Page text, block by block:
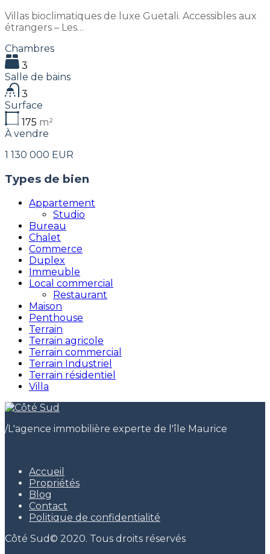
Villas bioclimatiques de luxe Guetali. Accessibles aux
étrangers – Les…
Chambres
3
Salle de bains
3
Surface
175 m²
À vendre
1 130 000 EUR
Types de bien
Appartement
Studio
Bureau
Chalet
Commerce
Duplex
Immeuble
Local commercial
Restaurant
Maison
Penthouse
Terrain
Terrain agricole
Terrain commercial
Terrain Industriel
Terrain résidentiel
Villa
/L'agence immobilière experte de l'île Maurice
Accueil
Propriétés
Blog
Contact
Politique de confidentialité
Côté Sud© 2020. Tous droits réservés